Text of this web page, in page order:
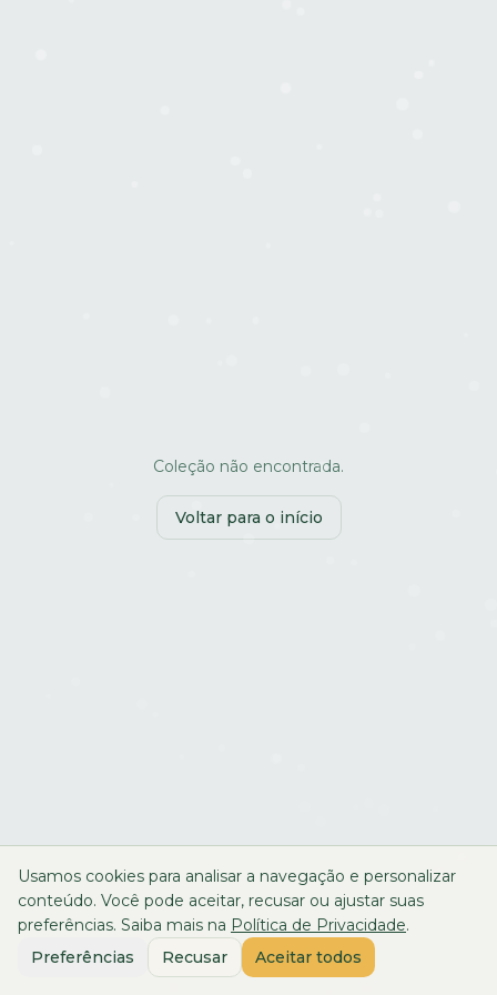
Usamos cookies para analisar a navegação e personalizar
conteúdo. Você pode aceitar, recusar ou ajustar suas
preferências. Saiba mais na Política de Privacidade.
Preferências
Recusar Aceitar todos
Coleção não encontrada.
Voltar para o início